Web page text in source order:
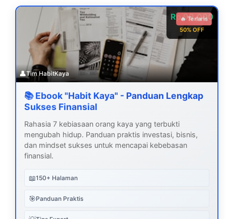
Rp 99.000
50% OFF
🔥 Terlaris
👤Tim HabitKaya
📚 Ebook "Habit Kaya" - Panduan Lengkap
Sukses Finansial
Rahasia 7 kebiasaan orang kaya yang terbukti
mengubah hidup. Panduan praktis investasi, bisnis,
dan mindset sukses untuk mencapai kebebasan
finansial.
📖150+ Halaman
🎯Panduan Praktis